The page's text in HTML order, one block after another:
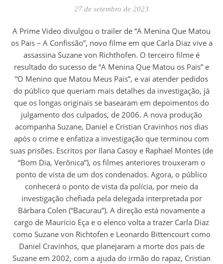
27 de setembro de 2023
A Prime Video divulgou o trailer de “A Menina Que Matou
os Pais – A Confissão”, novo filme em que Carla Diaz vive a
assassina Suzane von Richthofen. O terceiro filme é
resultado do sucesso de “A Menina Que Matou os Pais” e
“O Menino que Matou Meus Pais”, e vai atender pedidos
do público que queriam mais detalhes da investigação, já
que os longas originais se basearam em depoimentos do
julgamento dos culpados, de 2006. A nova produção
acompanha Suzane, Daniel e Cristian Cravinhos nos dias
após o crime e enfatiza a investigação que terminou com
suas prisões. Escritos por Ilana Casoy e Raphael Montes (de
“Bom Dia, Verônica”), os filmes anteriores trouxeram o
ponto de vista de um dos condenados. Agora, o público
conhecerá o ponto de vista da polícia, por meio da
investigação chefiada pela delegada interpretada por
Bárbara Colen (“Bacurau”). A direção está novamente a
cargo de Maurício Eça e o elenco volta a trazer Carla Diaz
como Suzane von Richtofen e Leonardo Bittencourt como
Daniel Cravinhos, que planejaram a morte dos pais de
Suzane em 2002, com a ajuda do irmão do rapaz, Cristian